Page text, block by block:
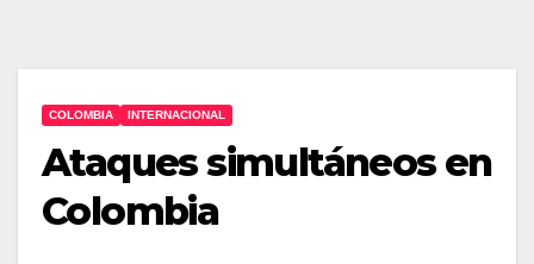
COLOMBIA INTERNACIONAL
Ataques simultáneos en
Colombia